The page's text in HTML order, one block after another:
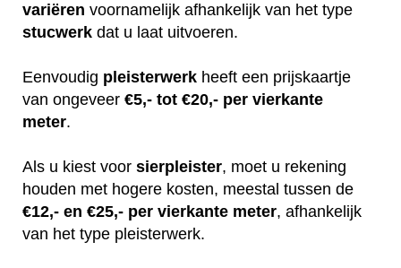
variëren voornamelijk afhankelijk van het type
stucwerk dat u laat uitvoeren.
Eenvoudig pleisterwerk heeft een prijskaartje
van ongeveer €5,- tot €20,- per vierkante
meter.
Als u kiest voor sierpleister, moet u rekening
houden met hogere kosten, meestal tussen de
€12,- en €25,- per vierkante meter, afhankelijk
van het type pleisterwerk.